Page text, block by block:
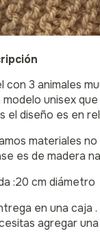
con 3 animales
modelo unisex
el diseño es en
materiales
es de madera
:20 cm diámetro
en una caja .
agregar